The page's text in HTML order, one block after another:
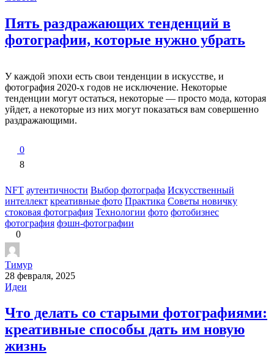
Пять раздражающих тенденций в
фотографии, которые нужно убрать
У каждой эпохи есть свои тенденции в искусстве, и
фотография 2020-х годов не исключение. Некоторые
тенденции могут остаться, некоторые — просто мода, которая
уйдет, а некоторые из них могут показаться вам совершенно
раздражающими.
0
8
NFT аутентичности Выбор фотографа Искусcтвенный
интеллект креативные фото Практика Советы новичку
стоковая фотография Технологии фото фотобизнес
фотография фэшн-фотографии
0
Тимур
28 февраля, 2025
Идеи
Что делать со старыми фотографиями:
креативные способы дать им новую
жизнь